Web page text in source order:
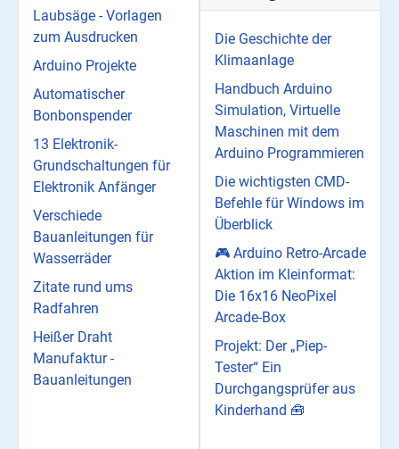
Laubsäge - Vorlagen
zum Ausdrucken
Arduino Projekte
Automatischer
Bonbonspender
13 Elektronik-
Grundschaltungen für
Elektronik Anfänger
Verschiede
Bauanleitungen für
Wasserräder
Zitate rund ums
Radfahren
Heißer Draht
Manufaktur -
Bauanleitungen
Die Geschichte der
Klimaanlage
Handbuch Arduino
Simulation, Virtuelle
Maschinen mit dem
Arduino Programmieren
Die wichtigsten CMD-
Befehle für Windows im
Überblick
🎮 Arduino Retro-Arcade
Aktion im Kleinformat:
Die 16x16 NeoPixel
Arcade-Box
Projekt: Der „Piep-
Tester“ Ein
Durchgangsprüfer aus
Kinderhand 🧰